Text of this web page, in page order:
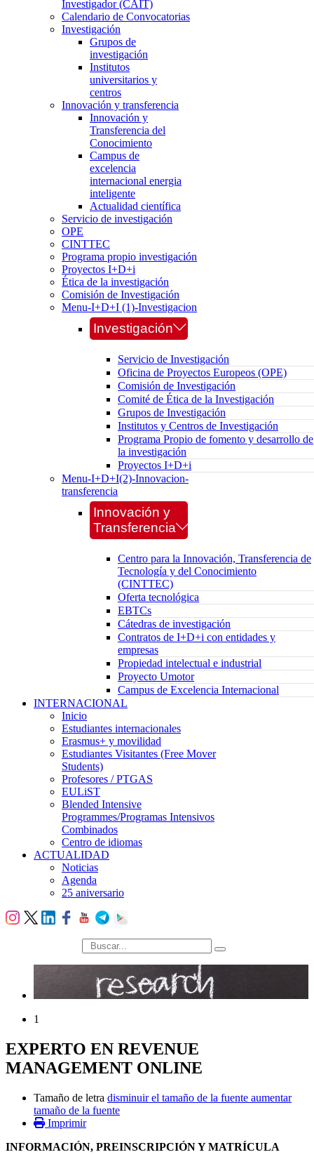
Investigador (CAIT)
Calendario de Convocatorias
Investigación
Grupos de
investigación
Institutos
universitarios y
centros
Innovación y transferencia
Innovación y
Transferencia del
Conocimiento
Campus de
excelencia
internacional energia
inteligente
Actualidad científica
Servicio de investigación
OPE
CINTTEC
Programa propio investigación
Proyectos I+D+i
Ética de la investigación
Comisión de Investigación
Menu-I+D+I (1)-Investigacion
Investigación
Servicio de Investigación
Oficina de Proyectos Europeos (OPE)
Comisión de Investigación
Comité de Ética de la Investigación
Grupos de Investigación
Institutos y Centros de Investigación
Programa Propio de fomento y desarrollo de
la investigación
Proyectos I+D+i
Menu-I+D+I(2)-Innovacion-
transferencia
Innovación y
Transferencia
Centro para la Innovación, Transferencia de
Tecnología y del Conocimiento
(CINTTEC)
Oferta tecnológica
EBTCs
Cátedras de investigación
Contratos de I+D+i con entidades y
empresas
Propiedad intelectual e industrial
Proyecto Umotor
Campus de Excelencia Internacional
INTERNACIONAL
Inicio
Estudiantes internacionales
Erasmus+ y movilidad
Estudiantes Visitantes (Free Mover
Students)
Profesores / PTGAS
EULiST
Blended Intensive
Programmes/Programas Intensivos
Combinados
Centro de idiomas
ACTUALIDAD
Noticias
Agenda
25 aniversario
búsqueda
1
EXPERTO EN REVENUE
MANAGEMENT ONLINE
Tamaño de letra disminuir el tamaño de la fuente aumentar
tamaño de la fuente
Imprimir
INFORMACIÓN, PREINSCRIPCIÓN Y MATRÍCULA